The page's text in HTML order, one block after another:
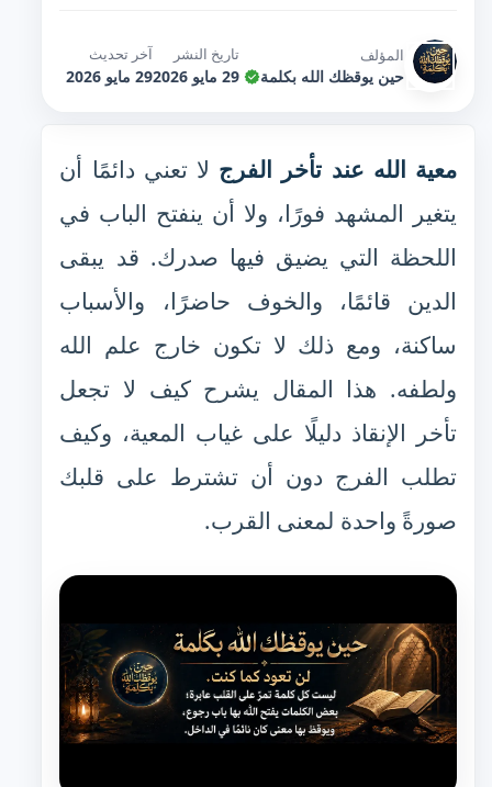
المؤلف
حين يوقظك الله بكلمة
تاريخ النشر
29 مايو 2026
آخر تحديث
29 مايو 2026
معية الله عند تأخر الفرج لا تعني دائمًا أن
يتغير المشهد فورًا، ولا أن ينفتح الباب في
اللحظة التي يضيق فيها صدرك. قد يبقى
الدين قائمًا، والخوف حاضرًا، والأسباب
ساكنة، ومع ذلك لا تكون خارج علم الله
ولطفه. هذا المقال يشرح كيف لا تجعل
تأخر الإنقاذ دليلًا على غياب المعية، وكيف
تطلب الفرج دون أن تشترط على قلبك
صورةً واحدة لمعنى القرب.